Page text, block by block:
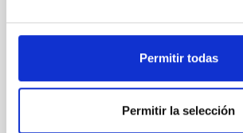
Permitir todas
Permitir la selección
unexplored. This study aims to fill this
investigating the relationship between
Waas, Jourdan et al.
Fecha de publicación: 6 2026